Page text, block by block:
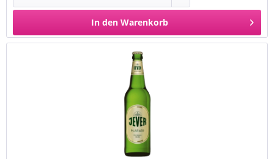
In den Warenkorb